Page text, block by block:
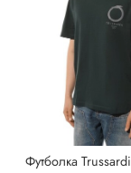
Футболка Trussardi